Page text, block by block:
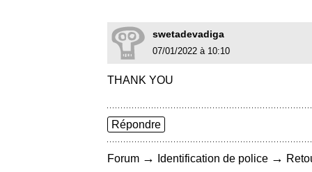
swetadevadiga
07/01/2022 à 10:10
THANK YOU
Répondre
Forum → Identification de police →